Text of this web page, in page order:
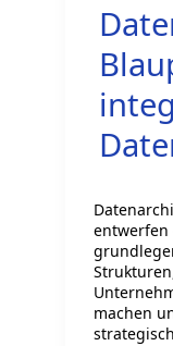
entwerfen
machen